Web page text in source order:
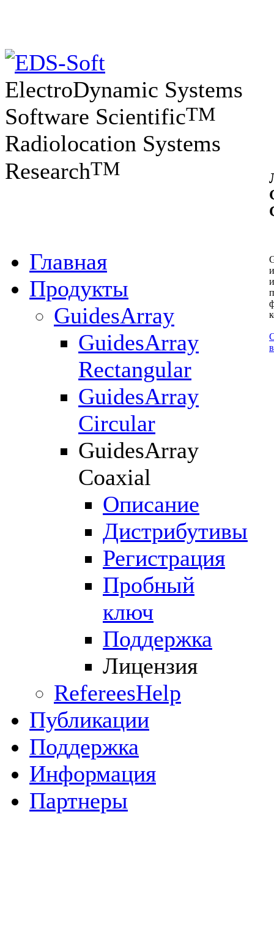
ElectroDynamic Systems
Software ScientificTM
Radiolocation Systems
ResearchTM
Главная
Продукты
GuidesArray
GuidesArray
Rectangular
GuidesArray
Circular
GuidesArray
Coaxial
Описание
Дистрибутивы
Регистрация
Пробный
ключ
Поддержка
Лицензия
RefereesHelp
Публикации
Поддержка
Информация
Партнеры